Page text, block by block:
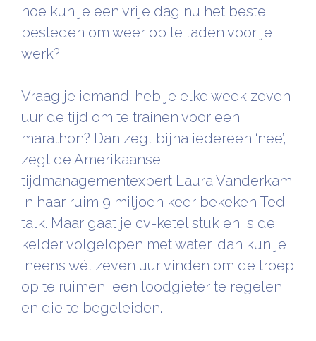
hoe kun je een vrije dag nu het beste
besteden om weer op te laden voor je
werk?
Vraag je iemand: heb je elke week zeven
uur de tijd om te trainen voor een
marathon? Dan zegt bijna iedereen ‘nee’,
zegt de Amerikaanse
tijdmanagementexpert Laura Vanderkam
in haar ruim 9 miljoen keer bekeken Ted-
talk. Maar gaat je cv-ketel stuk en is de
kelder volgelopen met water, dan kun je
ineens wél zeven uur vinden om de troep
op te ruimen, een loodgieter te regelen
en die te begeleiden.